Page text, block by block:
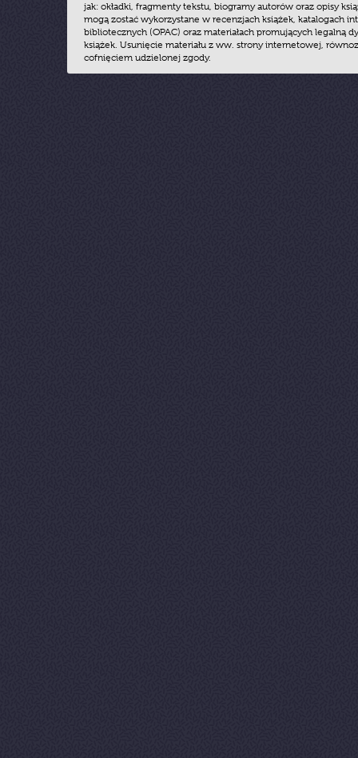
jak: okładki, fragmenty tekstu, biogramy autorów oraz opisy
mogą zostać wykorzystane w recenzjach książek, katalogach
bibliotecznych (OPAC) oraz materiałach promujących legalną
książek. Usunięcie materiału z ww. strony internetowej,
cofnięciem udzielonej zgody.